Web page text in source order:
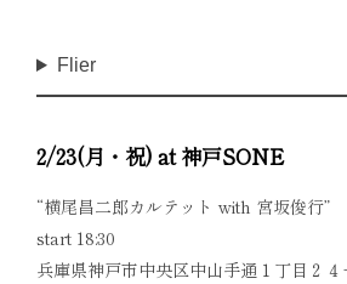
Flier
2/23(月・祝) at 神戸SONE
“横尾昌二郎カルテット with 宮坂俊行”
start 18:30
兵庫県神戸市中央区中山手通１丁目２４